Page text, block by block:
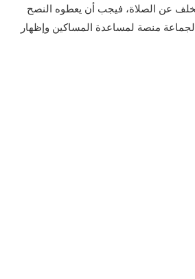
عن الصلاة، فيجب أن يعطوه النصح
منصة لمساعدة المساكين وإظهار